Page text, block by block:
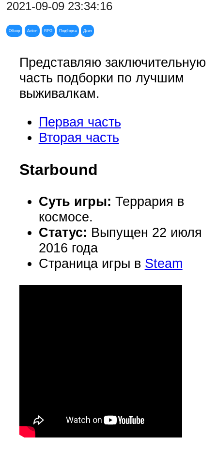
2021-09-09 23:34:16
Обзор Action RPG Подборка Дзен
Представляю заключительную
часть подборки по лучшим
выживалкам.
Первая часть
Вторая часть
Starbound
Суть игры: Террария в
космосе.
Статус: Выпущен 22 июля
2016 года
Страница игры в Steam